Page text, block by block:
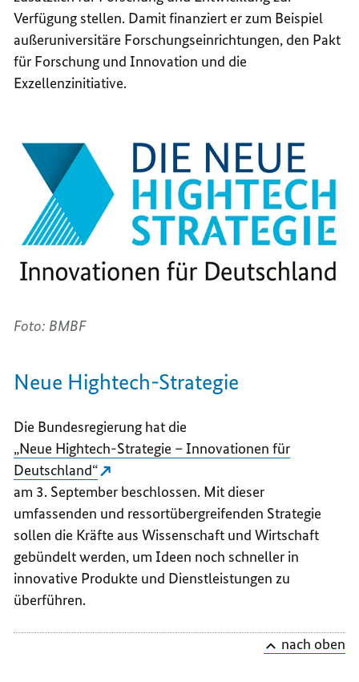
Verfügung stellen. Damit finanziert er zum Beispiel
außeruniversitäre Forschungseinrichtungen, den Pakt
für Forschung und Innovation und die
Exzellenzinitiative.
Foto: BMBF
Neue Hightech-Strategie
Die Bundesregierung hat die
„Neue Hightech-Strategie – Innovationen für
Deutschland“
am 3. September beschlossen. Mit dieser
umfassenden und ressortübergreifenden Strategie
sollen die Kräfte aus Wissenschaft und Wirtschaft
gebündelt werden, um Ideen noch schneller in
innovative Produkte und Dienstleistungen zu
überführen.
nach oben